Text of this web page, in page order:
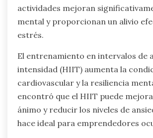
actividades mejoran
mental y proporcionan un alivio
estrés.
El entrenamiento en intervalos de
intensidad (HIIT) aumenta la
cardiovascular y la resiliencia
encontró que el HIIT puede
ánimo y reducir los niveles de
hace ideal para emprendedores